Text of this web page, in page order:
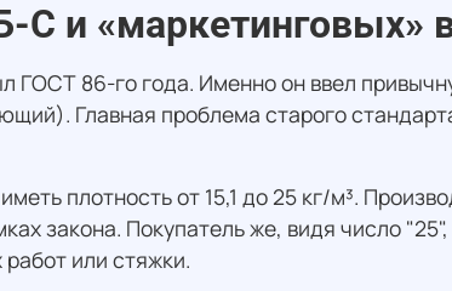
и «маркетинговых»
86-го года. Именно он ввел
Главная проблема старого
плотность от 15,1 до 25 кг/м³.
закона. Покупатель же, видя число
или стяжки.